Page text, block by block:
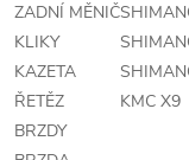
ZADNÍ MĚNIČ
KLIKY
KAZETA
ŘETĚZ
KMC X9
BRZDY